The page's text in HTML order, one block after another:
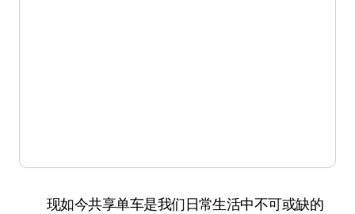
现如今共享单车是我们日常生活中不可或缺的